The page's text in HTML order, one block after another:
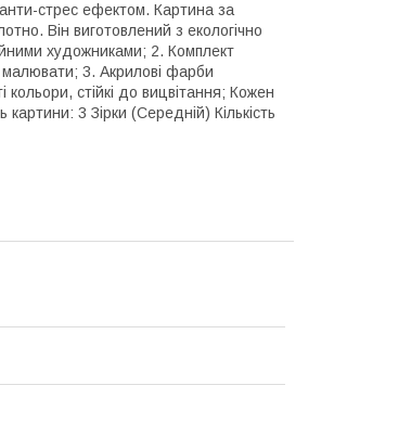
стрес ефектом. Картина за
Він виготовлений з екологічно
художниками; 2. Комплект
малювати; 3. Акрилові фарби
кольори, стійкі до вицвітання; Кожен
3 Зірки (Середній) Кількість